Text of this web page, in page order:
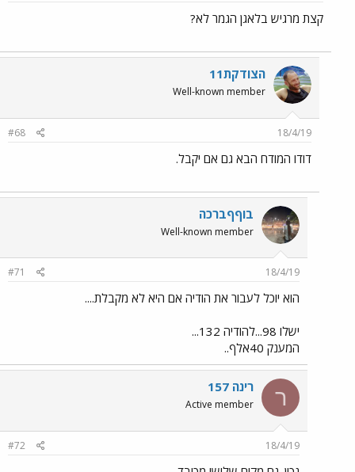
קצת מרגיש בלאגן הגמר לא?
הצודקת11
Well-known member
18/4/19
#68
דודו המודח הבא גם אם יקבל.
בוףףברכה
Well-known member
18/4/19
#71
הוא יוכל לעבור את הודיה אם היא לא מקבלת....
ישלו 98...להודיה 132...
המענק 40אלף..
ר רינה 157
Active member
18/4/19
#72